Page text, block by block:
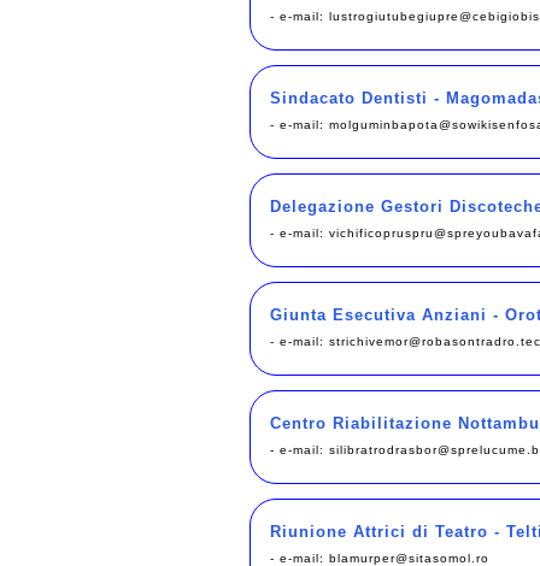
- e-mail:
Sindacato Dentisti -
- e-mail:
Delegazione Gestori
- e-mail:
Giunta Esecutiva Anziani -
- e-mail:
Centro Riabilitazione
- e-mail:
Riunione Attrici di Teatro -
- e-mail: blamurper@sitasomol.ro